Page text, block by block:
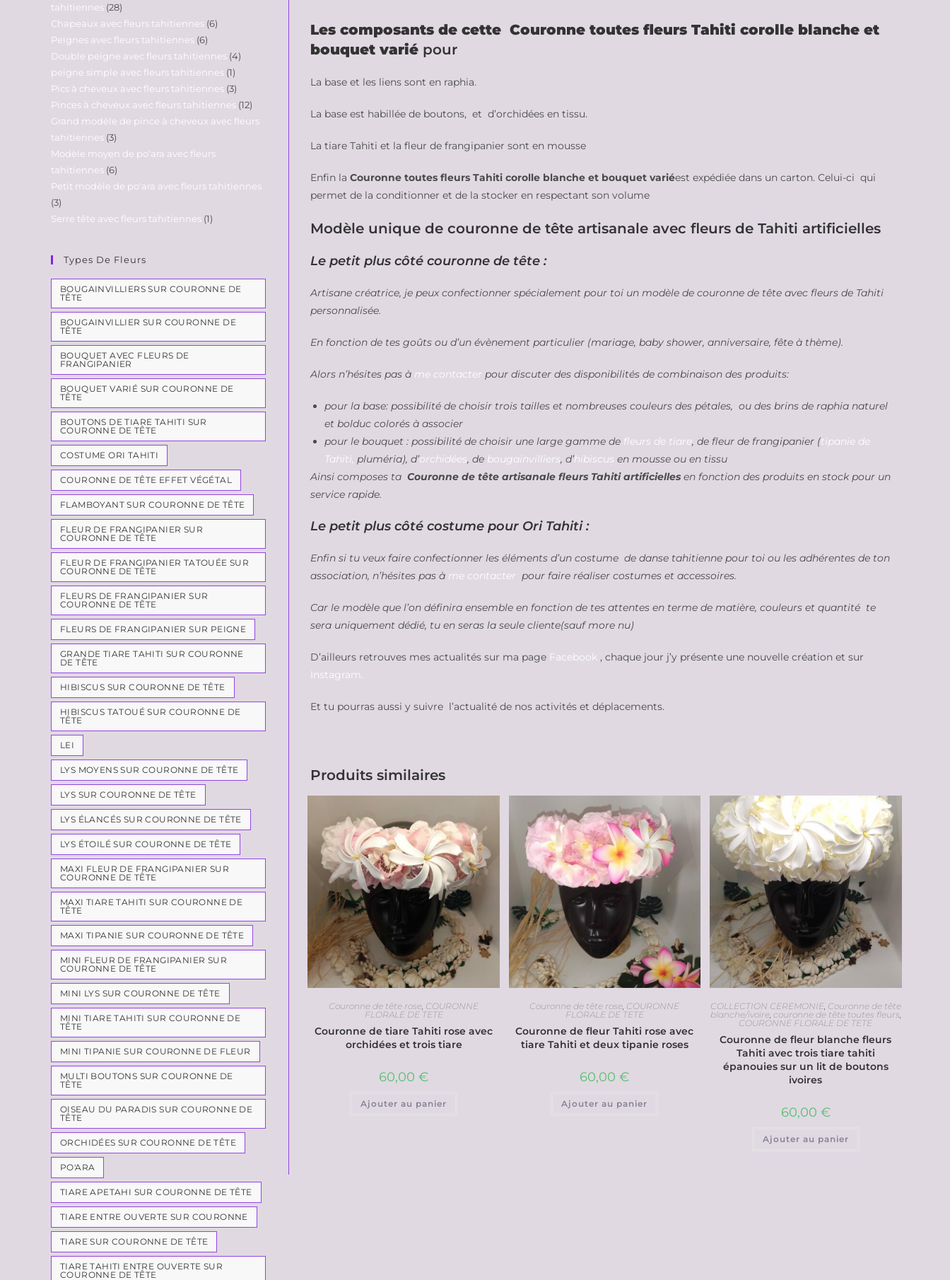
Les composants de cette Couronne toutes fleurs Tahiti corolle blanche et
bouquet varié pour
La base et les liens sont en raphia.
La base est habillée de boutons, et d’orchidées en tissu.
La tiare Tahiti et la fleur de frangipanier sont en mousse
Enfin la Couronne toutes fleurs Tahiti corolle blanche et bouquet variéest expédiée dans un carton. Celui-ci qui
permet de la conditionner et de la stocker en respectant son volume
Modèle unique de couronne de tête artisanale avec fleurs de Tahiti artificielles
Le petit plus côté couronne de tête :
Artisane créatrice, je peux confectionner spécialement pour toi un modèle de couronne de tête avec fleurs de Tahiti
personnalisée.
En fonction de tes goûts ou d’un évènement particulier (mariage, baby shower, anniversaire, fête à thème).
Alors n’hésites pas à me contacter pour discuter des disponibilités de combinaison des produits:
pour la base: possibilité de choisir trois tailles et nombreuses couleurs des pétales, ou des brins de raphia naturel
et bolduc colorés à associer
pour le bouquet : possibilité de choisir une large gamme de fleurs de tiare, de fleur de frangipanier (tipanie de
Tahiti, pluméria), d’orchidées, de bougainvilliers, d’hibiscus en mousse ou en tissu
Ainsi composes ta Couronne de tête artisanale fleurs Tahiti artificielles en fonction des produits en stock pour un
service rapide.
Le petit plus côté costume pour Ori Tahiti :
Enfin si tu veux faire confectionner les éléments d’un costume de danse tahitienne pour toi ou les adhérentes de ton
association, n’hésites pas à me contacter pour faire réaliser costumes et accessoires.
Car le modèle que l’on définira ensemble en fonction de tes attentes en terme de matière, couleurs et quantité te
sera uniquement dédié, tu en seras la seule cliente(sauf more nu)
D’ailleurs retrouves mes actualités sur ma page Facebook , chaque jour j’y présente une nouvelle création et sur
Instagram.
Et tu pourras aussi y suivre l’actualité de nos activités et déplacements.
Produits similaires
Couronne de tête rose, COURONNE
FLORALE DE TETE
Couronne de tiare Tahiti rose avec
orchidées et trois tiare
60,00€
Ajouter au panier
Couronne de tête rose, COURONNE
FLORALE DE TETE
Couronne de fleur Tahiti rose avec
tiare Tahiti et deux tipanie roses
60,00€
Ajouter au panier
COLLECTION CEREMONIE, Couronne de tête
blanche/ivoire, couronne de tête toutes fleurs,
COURONNE FLORALE DE TETE
Couronne de fleur blanche fleurs
Tahiti avec trois tiare tahiti
épanouies sur un lit de boutons
ivoires
60,00 €
Ajouter au panier
tahitiennes 28
Chapeaux avec fleurs tahitiennes 6
Peignes avec fleurs tahitiennes 6
Double peigne avec fleurs tahitiennes 4
peigne simple avec fleurs tahitiennes 1
Pics à cheveux avec fleurs tahitiennes 3
Pinces à cheveux avec fleurs tahitiennes 12
Grand modèle de pince à cheveux avec fleurs
tahitiennes 3
Modèle moyen de po'ara avec fleurs
tahitiennes 6
Petit modèle de po'ara avec fleurs tahitiennes
3
Serre tête avec fleurs tahitiennes 1
Types De Fleurs
BOUGAINVILLIERS SUR COURONNE DE
TÊTE
BOUGAINVILLIER SUR COURONNE DE
TÊTE
BOUQUET AVEC FLEURS DE
FRANGIPANIER
BOUQUET VARIÉ SUR COURONNE DE
TÊTE
BOUTONS DE TIARE TAHITI SUR
COURONNE DE TÊTE
COSTUME ORI TAHITI
COURONNE DE TÊTE EFFET VÉGÉTAL
FLAMBOYANT SUR COURONNE DE TÊTE
FLEUR DE FRANGIPANIER SUR
COURONNE DE TÊTE
FLEUR DE FRANGIPANIER TATOUÉE SUR
COURONNE DE TÊTE
FLEURS DE FRANGIPANIER SUR
COURONNE DE TÊTE
FLEURS DE FRANGIPANIER SUR PEIGNE
GRANDE TIARE TAHITI SUR COURONNE
DE TÊTE
HIBISCUS SUR COURONNE DE TÊTE
HIBISCUS TATOUÉ SUR COURONNE DE
TÊTE
LEI
LYS MOYENS SUR COURONNE DE TÊTE
LYS SUR COURONNE DE TÊTE
LYS ÉLANCÉS SUR COURONNE DE TÊTE
LYS ÉTOILÉ SUR COURONNE DE TÊTE
MAXI FLEUR DE FRANGIPANIER SUR
COURONNE DE TÊTE
MAXI TIARE TAHITI SUR COURONNE DE
TÊTE
MAXI TIPANIE SUR COURONNE DE TÊTE
MINI FLEUR DE FRANGIPANIER SUR
COURONNE DE TÊTE
MINI LYS SUR COURONNE DE TÊTE
MINI TIARE TAHITI SUR COURONNE DE
TÊTE
MINI TIPANIE SUR COURONNE DE FLEUR
MULTI BOUTONS SUR COURONNE DE
TÊTE
OISEAU DU PARADIS SUR COURONNE DE
TÊTE
ORCHIDÉES SUR COURONNE DE TÊTE
PO'ARA
TIARE APETAHI SUR COURONNE DE TÊTE
TIARE ENTRE OUVERTE SUR COURONNE
TIARE SUR COURONNE DE TÊTE
TIARE TAHITI ENTRE OUVERTE SUR
COURONNE DE TÊTE